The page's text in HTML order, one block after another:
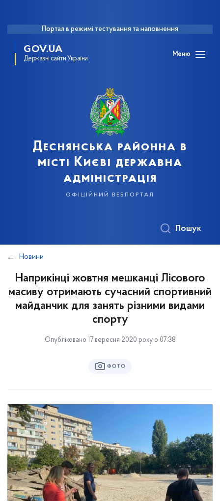
Портал в режимі тестування та наповнення
GOV.UA
Державні сайти України
Меню
Деснянська районна в
місті Києві державна
адміністрація
офіційний вебпортал
Пошук
Новини
Наприкінці жовтня мешканці Лісового
масиву отримають сучасний спортивний
майданчик для занять різними видами
спорту
Опубліковано 17 вересня 2020 року о 07:38
ФОТО